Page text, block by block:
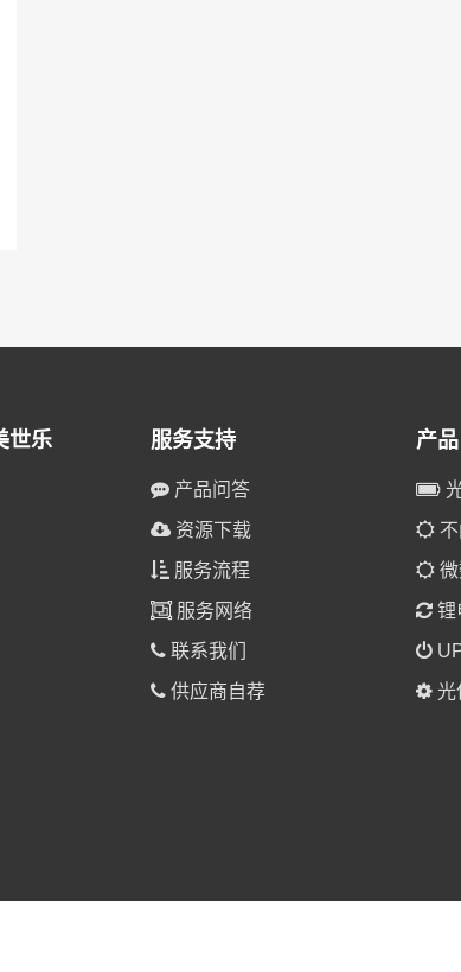
世乐 服务支持
产品问答
资源下载
服务流程
服务网络
联系我们
供应商自荐
产
锂
光